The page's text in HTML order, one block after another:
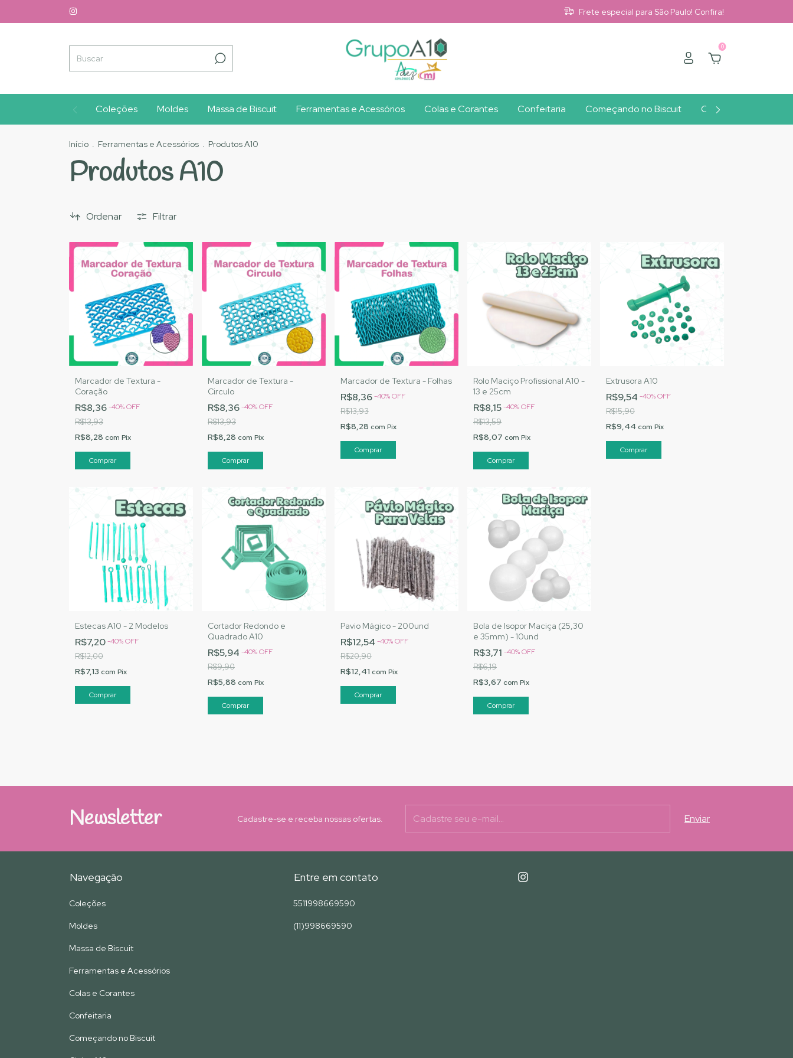
Frete especial para São Paulo! Confira!
0
Coleções Moldes Massa de Biscuit Ferramentas e Acessórios Colas e Corantes Confeitaria Começando no Biscuit Clube A10
Início . Ferramentas e Acessórios . Produtos A10
Produtos A10
Ordenar Filtrar
Marcador de Textura -
Coração
R$8,36-40%OFF
R$13,93
R$8,28 com Pix
Marcador de Textura -
Circulo
R$8,36-40%OFF
R$13,93
R$8,28 com Pix
Marcador de Textura - Folhas
R$8,36-40%OFF
R$13,93
R$8,28 com Pix
Rolo Maciço Profissional A10 -
13 e 25cm
R$8,15-40%OFF
R$13,59
R$8,07 com Pix
Comprar
Extrusora A10
R$9,54 -40%OFF
R$15,90
R$9,44 com Pix
Estecas A10 - 2 Modelos
R$7,20-40%OFF
R$12,00
R$7,13 com Pix
Comprar
Cortador Redondo e
Quadrado A10
R$5,94 -40%OFF
R$9,90
R$5,88 com Pix
Comprar
Pavio Mágico - 200und
R$12,54 -40%OFF
R$20,90
R$12,41 com Pix
Bola de Isopor Maciça (25,30
e 35mm) - 10und
R$3,71 -40%OFF
R$6,19
R$3,67 com Pix
Comprar
Newsletter Cadastre-se e receba nossas ofertas.
Navegação
Coleções
Moldes
Massa de Biscuit
Ferramentas e Acessórios
Colas e Corantes
Confeitaria
Começando no Biscuit
Entre em contato
5511998669590
(11)998669590